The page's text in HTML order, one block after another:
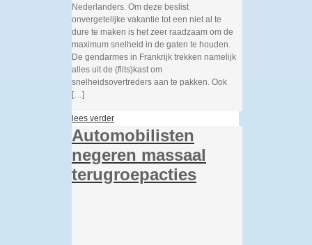
Nederlanders. Om deze beslist
onvergetelijke vakantie tot een niet al te
dure te maken is het zeer raadzaam om de
maximum snelheid in de gaten te houden.
De gendarmes in Frankrijk trekken namelijk
alles uit de (flits)kast om
snelheidsovertreders aan te pakken. Ook
[…]
lees verder
Automobilisten
negeren massaal
terugroepacties